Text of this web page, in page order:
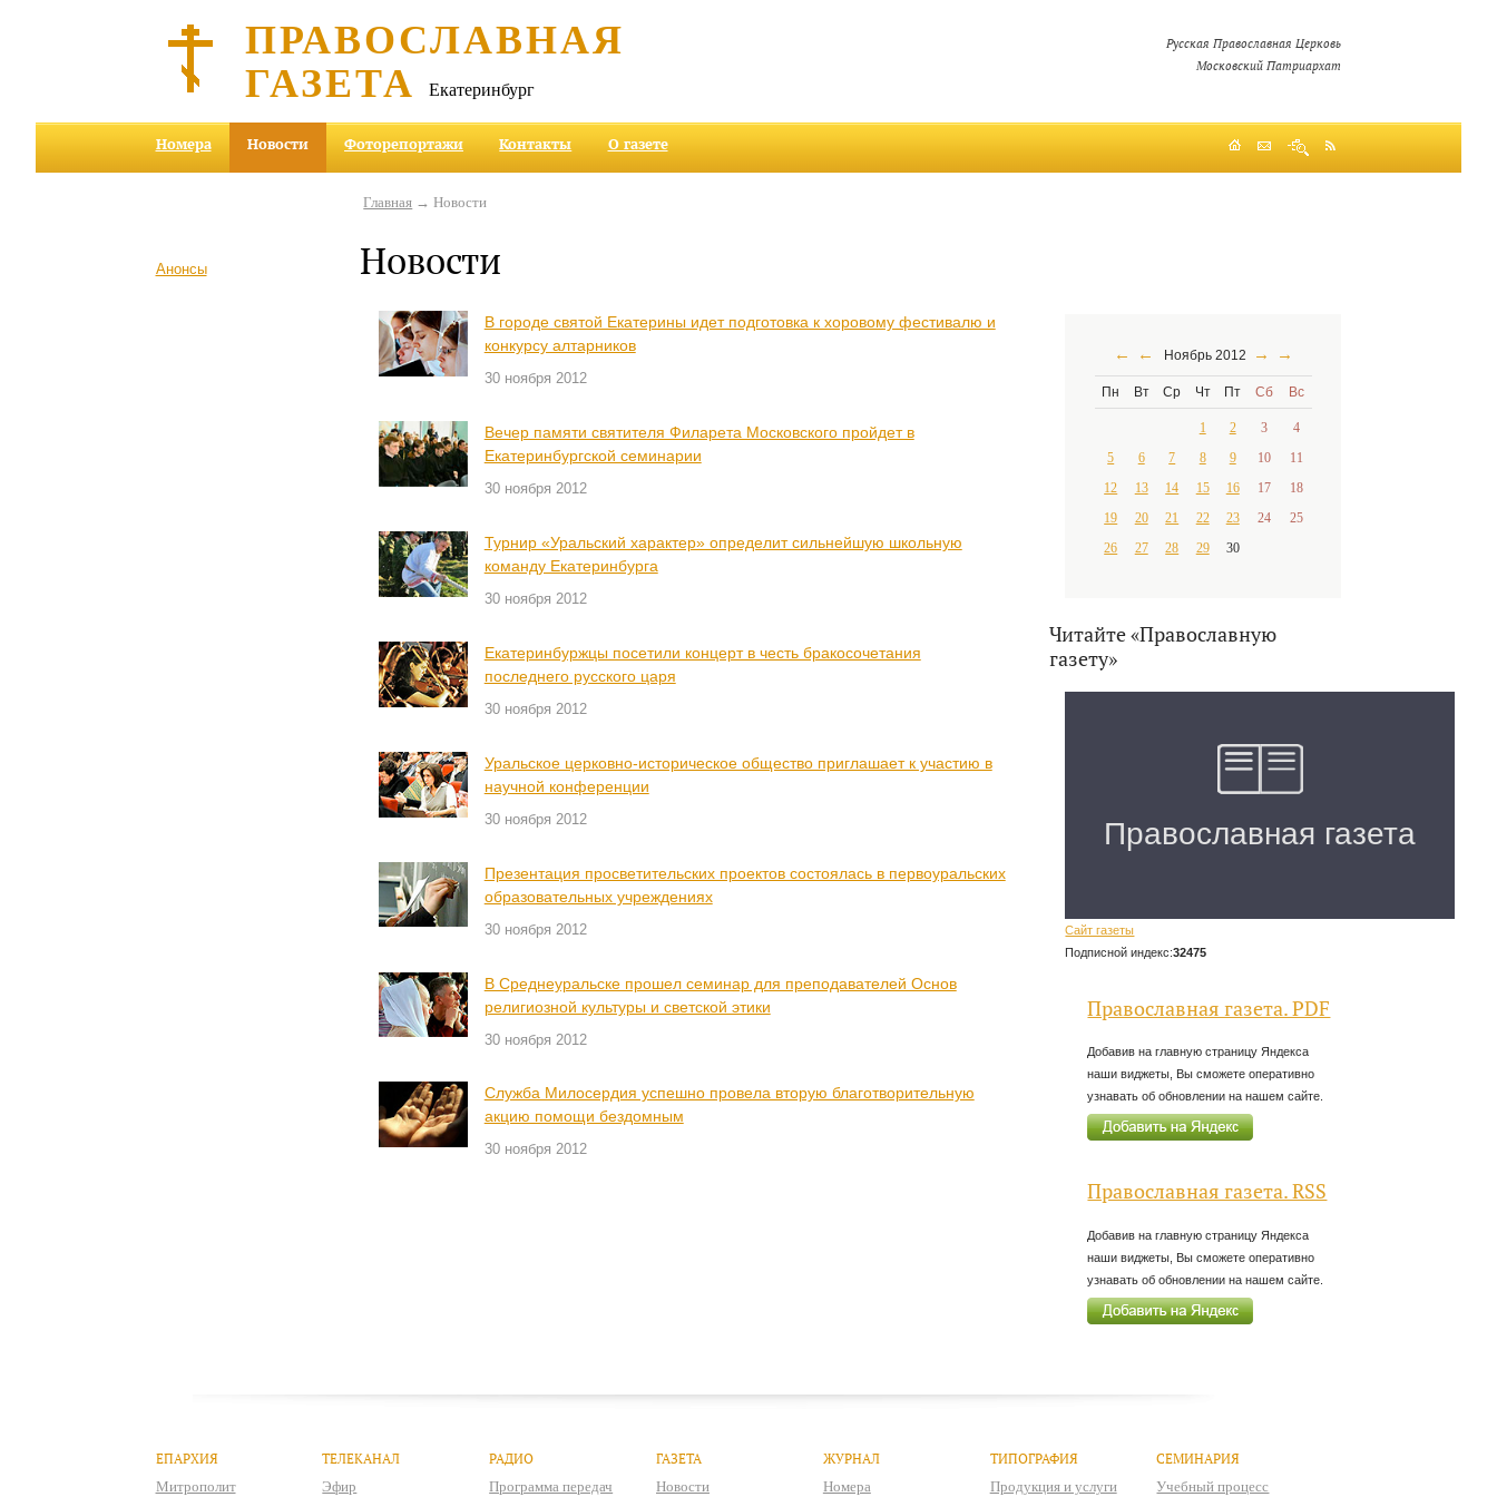
ПРАВОСЛАВНАЯ
ГАЗЕТА Екатеринбург
Русская Православная Церковь
Московский Патриархат
Номера Новости Фоторепортажи Контакты О газете
Анонсы
Главная → Новости
Новости
В городе святой Екатерины идет подготовка к хоровому фестивалю и
конкурсу алтарников
30 ноября 2012
Вечер памяти святителя Филарета Московского пройдет в
Екатеринбургской семинарии
30 ноября 2012
Турнир «Уральский характер» определит сильнейшую школьную
команду Екатеринбурга
30 ноября 2012
Екатеринбуржцы посетили концерт в честь бракосочетания
последнего русского царя
30 ноября 2012
Уральское церковно-историческое общество приглашает к участию в
научной конференции
30 ноября 2012
Презентация просветительских проектов состоялась в первоуральских
образовательных учреждениях
30 ноября 2012
В Среднеуральске прошел семинар для преподавателей Основ
религиозной культуры и светской этики
30 ноября 2012
Служба Милосердия успешно провела вторую благотворительную
акцию помощи бездомным
30 ноября 2012
← ← Ноябрь 2012 → →
Пн Вт Ср Чт Пт Сб Вс
1 2 3
4
5
6 7 8 9 10
11
12
13 14 15 16 17
18
19
20 21 22 23 24
25
26
27 28 29 30
Читайте «Православную
газету»
Сайт газеты
Подписной индекс:32475
Православная газета. PDF
Добавив на главную страницу Яндекса
наши виджеты, Вы сможете оперативно
узнавать об обновлении на нашем сайте.
Православная газета. RSS
Добавив на главную страницу Яндекса
наши виджеты, Вы сможете оперативно
узнавать об обновлении на нашем сайте.
ЕПАРХИЯ
Митрополит
ТЕЛЕКАНАЛ
Эфир
РАДИО
Программа передач
ГАЗЕТА
Новости
ЖУРНАЛ
Номера
ТИПОГРАФИЯ
Продукция и услуги
СЕМИНАРИЯ
Учебный процесс